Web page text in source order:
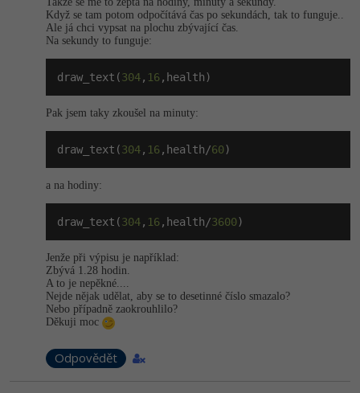
Best practices
Databázový analytik
Copywriter
WordPress specialista
Návrh SW -80%
-41%
-10%
Více
Fórum
Kurzy e-commerce
Testování softwaru
Datová analýza
Digitální gramotnost
Kurzy designu
HTML/CSS
Photoshop -80%
Když se tam potom odpočítává čas po sekundách, tak to funguje..
Ale já chci vypsat na plochu zbývající čas.
Na sekundy to funguje:
draw_text(304, 16,health)
Pak jsem taky zkoušel na minuty:
draw_text(304, 16,health/60)
a na hodiny:
draw_text(304, 16,health/3600)
Jenže při výpisu je například:
Zbývá 1.28 hodin.
A to je nepěkné....
Nejde nějak udělat, aby se to desetinné číslo smazalo?
Nebo případně zaokrouhlilo?
Děkuji moc
Odpovědět